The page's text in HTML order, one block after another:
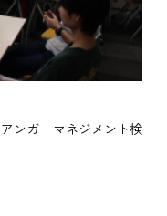
ンガーマネジメント検